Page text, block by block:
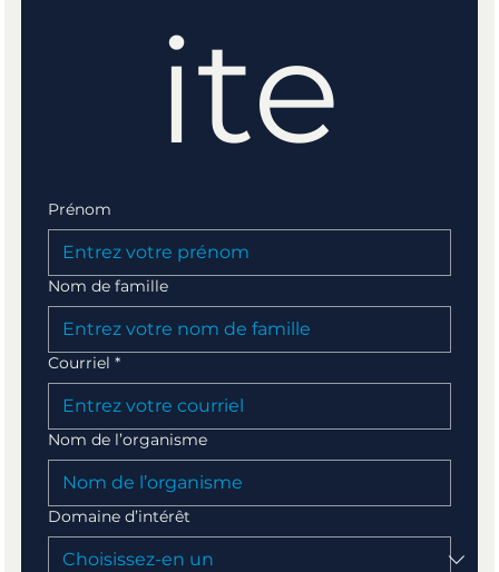
ite
Prénom
Nom de famille
Courriel *
Nom de l’organisme
Domaine d’intérêt